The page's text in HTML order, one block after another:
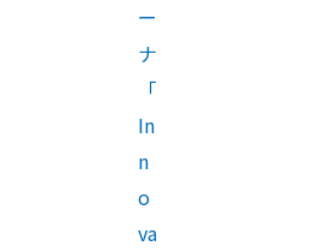
ー
ナ
「
In
n
o
va